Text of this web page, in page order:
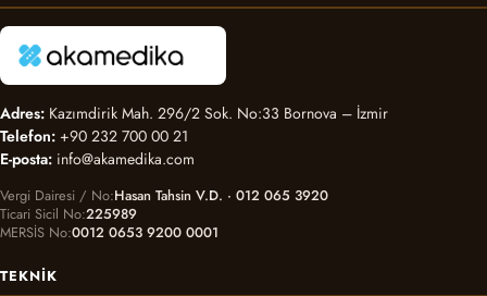
Adres: Kazımdirik Mah. 296/2 Sok. No:33 Bornova – İzmir
Telefon: +90 232 700 00 21
E-posta: info@akamedika.com
Vergi Dairesi / No Hasan Tahsin V.D. · 012 065 3920
Ticari Sicil No 225989
MERSİS No 0012 0653 9200 0001
TEKNIK